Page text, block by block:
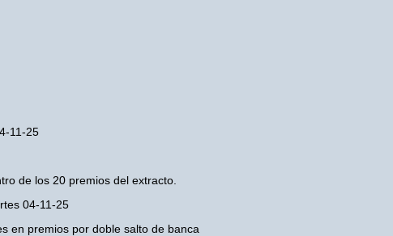
11-25
de los 20 premios del extracto.
04-11-25
en premios por doble salto de banca